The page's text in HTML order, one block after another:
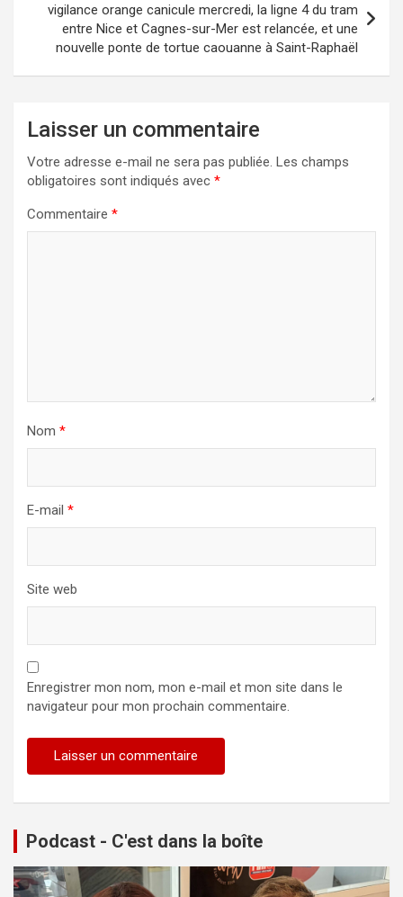
vigilance orange canicule mercredi, la ligne 4 du tram
entre Nice et Cagnes-sur-Mer est relancée, et une
nouvelle ponte de tortue caouanne à Saint-Raphaël
Laisser un commentaire
Votre adresse e-mail ne sera pas publiée. Les champs
obligatoires sont indiqués avec *
Commentaire *
Nom *
E-mail *
Site web
Enregistrer mon nom, mon e-mail et mon site dans le
navigateur pour mon prochain commentaire.
Podcast - C'est dans la boîte